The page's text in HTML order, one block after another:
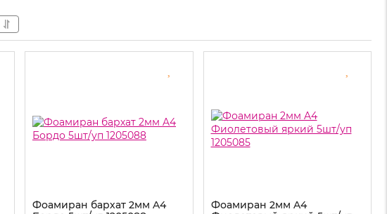
Фоамиран бархат 2мм A4
Фоамиран 2мм A4